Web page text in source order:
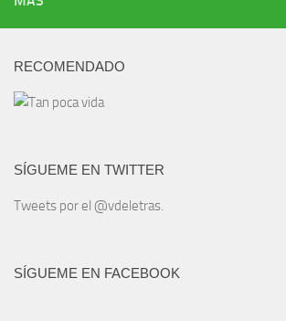
RECOMENDADO
SÍGUEME EN TWITTER
Tweets por el @vdeletras.
SÍGUEME EN FACEBOOK